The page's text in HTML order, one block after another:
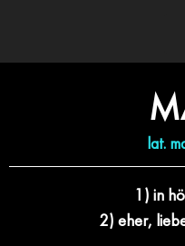
lat.
1) in
2) eher,